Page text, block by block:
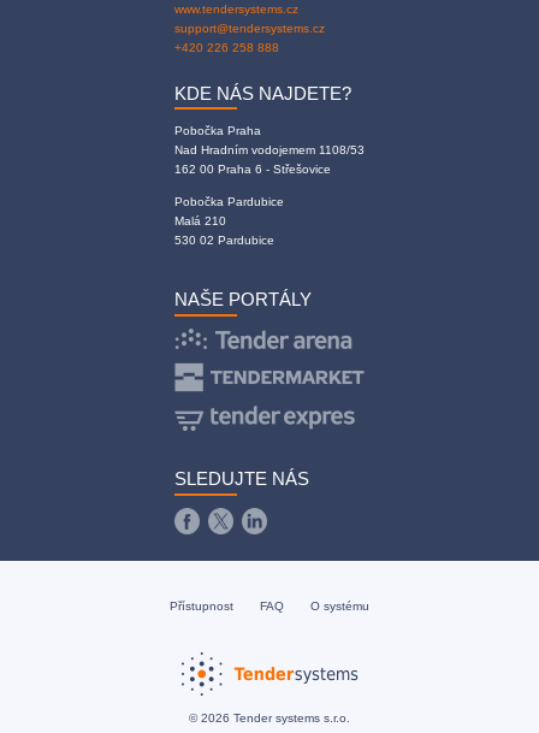
www.tendersystems.cz
support@tendersystems.cz
+420 226 258 888
KDE NÁS NAJDETE?
Pobočka Praha
Nad Hradním vodojemem 1108/53
162 00 Praha 6 - Střešovice
Pobočka Pardubice
Malá 210
530 02 Pardubice
NAŠE PORTÁLY
SLEDUJTE NÁS
Přístupnost FAQ O systému
© 2026 Tender systems s.r.o.